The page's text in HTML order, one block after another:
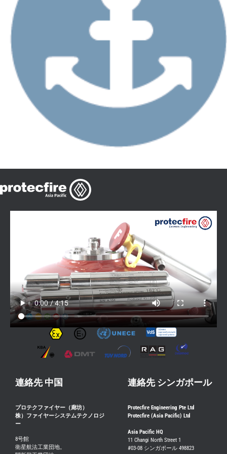
連絡先 中国
プロテクファイヤー（廊坊）
株）ファイヤーシステムテクノロジ
ー
8号館
衛星航法工業団地。
連絡先 シンガポール
Protecfire Engineering Pte Ltd
Protecfire (Asia Pacific) Ltd
Asia Pacific HQ
11 Changi North Street 1
#03-08 シンガポール 498823